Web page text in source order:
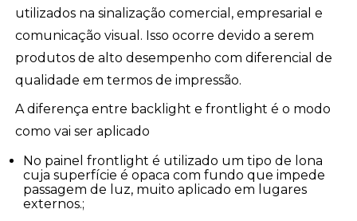
utilizados na sinalização comercial, empresarial e
comunicação visual. Isso ocorre devido a serem
produtos de alto desempenho com diferencial de
qualidade em termos de impressão.
A diferença entre backlight e frontlight é o modo
como vai ser aplicado
No painel frontlight é utilizado um tipo de lona
cuja superfície é opaca com fundo que impede
passagem de luz, muito aplicado em lugares
externos.;